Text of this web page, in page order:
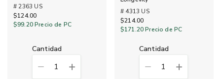
# 2363 US
$124.00
$99.20Precio de PC
cantidad
1
# 4313 US
$214.00
$171.20Precio de PC
cantidad
1